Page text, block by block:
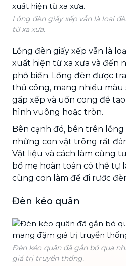
Lồng đèn giấy xếp vẫn là loại
từ xa xưa.
Lồng đèn giấy xếp vẫn là
xuất hiện từ xa xưa và đến
phổ biến. Lồng đèn được
thủ công, mang nhiều màu
gấp xếp và uốn cong để
hình vuông hoặc tròn.
Bên cạnh đó, bên trên
những con vật trông rất
Vật liệu và cách làm cũng
bố mẹ hoàn toàn có thể tự
cùng con làm để đi rước
Đèn kéo quân
Đèn kéo quân đã gắn bó qua
giá trị truyền thống.